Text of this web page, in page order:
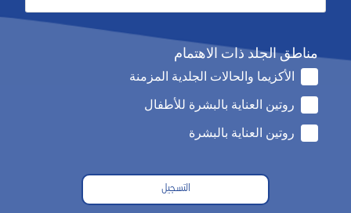
مناطق الجلد ذات الاهتمام
الأكزيما والحالات الجلدية المزمنة
روتين العناية بالبشرة للأطفال
روتين العناية بالبشرة
التسجيل